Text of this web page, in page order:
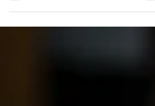
の穴から覗く形になります。 ...